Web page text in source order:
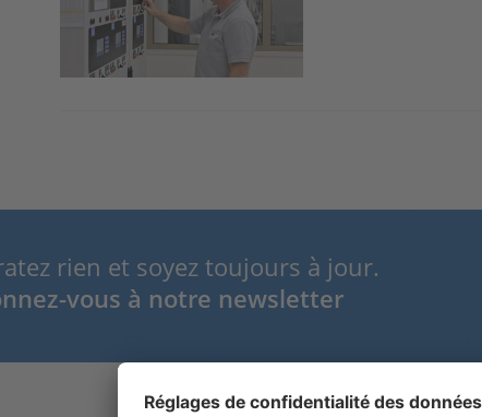
rien et soyez toujours à jour.
vous à notre newsletter